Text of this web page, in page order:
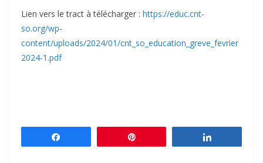
Lien vers le tract à télécharger : https://educ.cnt-
so.org/wp-
content/uploads/2024/01/cnt_so_education_greve_fevrier
2024-1.pdf